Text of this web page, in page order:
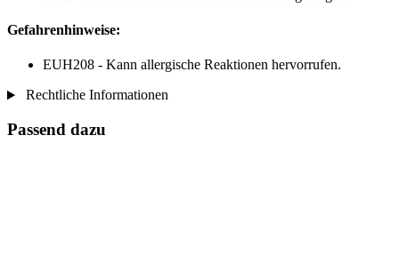
Gefahrenhinweise:
EUH208 - Kann allergische Reaktionen hervorrufen.
Rechtliche Informationen
Passend dazu